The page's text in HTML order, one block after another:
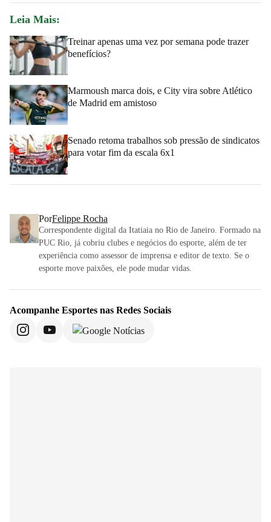
Leia Mais:
Treinar apenas uma vez por semana pode trazer
benefícios?
Marmoush marca dois, e City vira sobre Atlético
de Madrid em amistoso
Senado retoma trabalhos sob pressão de sindicatos
para votar fim da escala 6x1
PorFelippe Rocha
Correspondente digital da Itatiaia no Rio de Janeiro. Formado na
PUC Rio, já cobriu clubes e negócios do esporte, além de ter
experiência como assessor de imprensa e editor de texto. Se o
esporte move paixões, ele pode mudar vidas.
Acompanhe Esportes nas Redes Sociais